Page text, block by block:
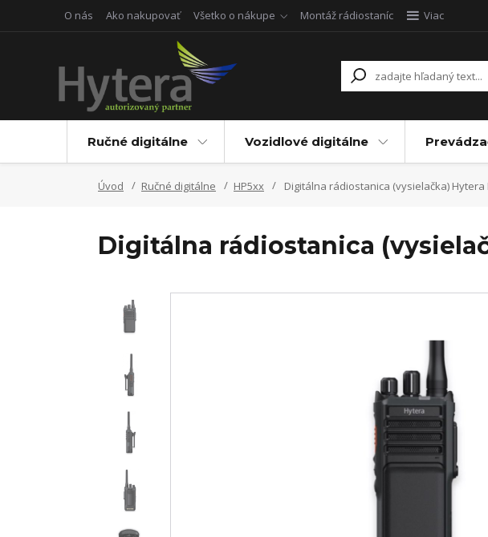
O nás Ako nakupovať Všetko o nákupe Montáž rádiostaníc Viac
Ručné digitálne Vozidlové digitálne
Úvod Ručné digitálne HP5xx Digitálna rádiostanica (vysielačka) Hytera
Digitálna rádiostanica